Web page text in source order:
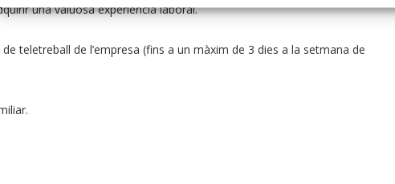
una valuosa experiència laboral.
teletreball de l’empresa (fins a un màxim de 3 dies a la setmana de